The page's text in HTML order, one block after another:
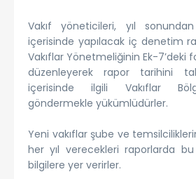
Vakıf yöneticileri, yıl
içerisinde yapılacak iç denetim
Vakıflar Yönetmeliğinin Ek-7’deki
düzenleyerek rapor tarihini
içerisinde ilgili Vakıflar
göndermekle yükümlüdürler.
Yeni vakıflar şube ve
her yıl verecekleri raporlarda
bilgilere yer verirler.